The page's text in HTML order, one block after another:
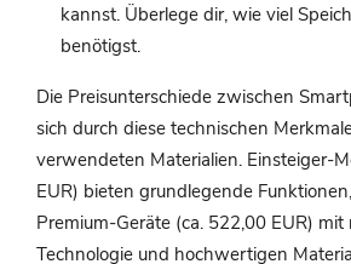
kannst. Überlege dir, wie viel
benötigst.
Die Preisunterschiede zwischen
sich durch diese technischen
verwendeten Materialien. Einsteiger-
EUR) bieten grundlegende
Premium-Geräte (ca. 522,00 EUR) mit
Technologie und hochwertigen